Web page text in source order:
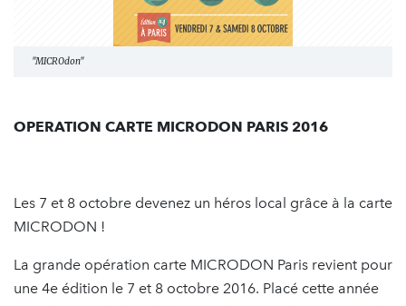
"MICROdon"
OPERATION CARTE MICRODON PARIS 2016
Les 7 et 8 octobre devenez un héros local grâce à la carte
MICRODON !
La grande opération carte MICRODON Paris revient pour
une 4e édition le 7 et 8 octobre 2016. Placé cette année